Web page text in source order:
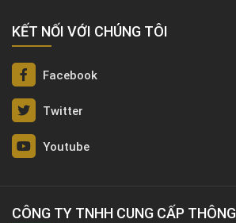
KẾT NỐI VỚI CHÚNG TÔI
Facebook
Twitter
Youtube
CÔNG TY TNHH CUNG CẤP